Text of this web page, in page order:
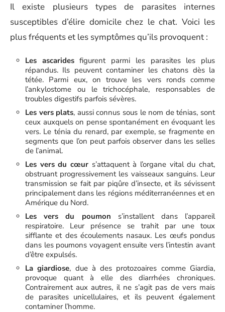
Il existe plusieurs types de parasites internes
susceptibles d’élire domicile chez le chat. Voici les
plus fréquents et les symptômes qu’ils provoquent :
Les ascaridesfigurent parmi les parasites les plus
répandus. Ils peuvent contaminer les chatons dès la
tétée. Parmi eux, on trouve les vers ronds comme
l’ankylostome ou le trichocéphale, responsables de
troubles digestifs parfois sévères.
Les vers plats, aussi connus sous le nom de ténias, sont
ceux auxquels on pense spontanément en évoquant les
vers. Le ténia du renard, par exemple, se fragmente en
segments que l’on peut parfois observer dans les selles
de l’animal.
Les vers du cœur s’attaquent à l’organe vital du chat,
obstruant progressivement les vaisseaux sanguins. Leur
transmission se fait par piqûre d’insecte, et ils sévissent
principalement dans les régions méditerranéennes et en
Amérique du Nord.
Les vers du poumon s’installent dans l’appareil
respiratoire. Leur présence se trahit par une toux
sifflante et des écoulements nasaux. Les œufs pondus
dans les poumons voyagent ensuite vers l’intestin avant
d’être expulsés.
La giardiose, due à des protozoaires comme Giardia,
provoque quant à elle des diarrhées chroniques.
Contrairement aux autres, il ne s’agit pas de vers mais
de parasites unicellulaires, et ils peuvent également
contaminer l’homme.